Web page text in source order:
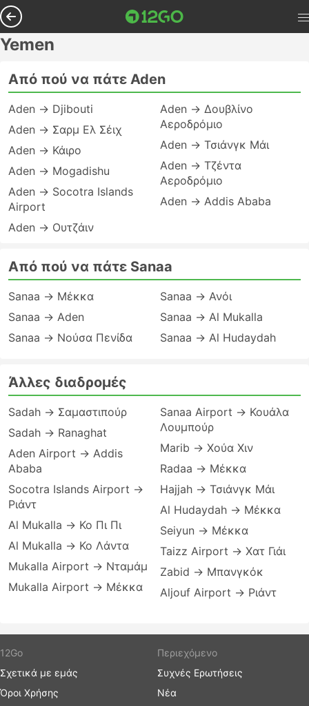
Yemen
Από πού να πάτε Aden
Aden → Djibouti
Aden → Σαρμ Ελ Σέιχ
Aden → Κάιρο
Aden → Mogadishu
Aden → Socotra Islands
Airport
Aden → Ουτζάιν
Aden → Δουβλίνο
Αεροδρόμιο
Aden → Τσιάνγκ Μάι
Aden → Τζέντα
Αεροδρόμιο
Aden → Addis Ababa
Από πού να πάτε Sanaa
Sanaa → Μέκκα
Sanaa → Aden
Sanaa → Νούσα Πενίδα
Sanaa → Ανόι
Sanaa → Al Mukalla
Sanaa → Al Hudaydah
Άλλες διαδρομές
Sadah → Σαμαστιπούρ
Sadah → Ranaghat
Aden Airport → Addis
Ababa
Socotra Islands Airport →
Ριάντ
Al Mukalla → Κο Πι Πι
Al Mukalla → Κο Λάντα
Mukalla Airport → Νταμάμ
Mukalla Airport → Μέκκα
Sanaa Airport → Κουάλα
Λουμπούρ
Marib → Χούα Χιν
Radaa → Μέκκα
Hajjah → Τσιάνγκ Μάι
Al Hudaydah → Μέκκα
Seiyun → Μέκκα
Taizz Airport → Χατ Γιάι
Zabid → Μπανγκόκ
Aljouf Airport → Ριάντ
12Go
Σχετικά με εμάς
Όροι Χρήσης
Περιεχόμενο
Συχνές Ερωτήσεις
Νέα